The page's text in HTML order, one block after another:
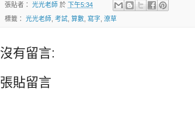
張貼者： 光光老師 於 下午5:34
標籤： 光光老師 考試 算數 寫字 潦草
沒有留言:
張貼留言